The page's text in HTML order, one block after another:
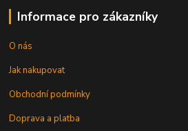
Informace pro zákazníky
O nás
Jak nakupovat
Obchodní podmínky
Doprava a platba